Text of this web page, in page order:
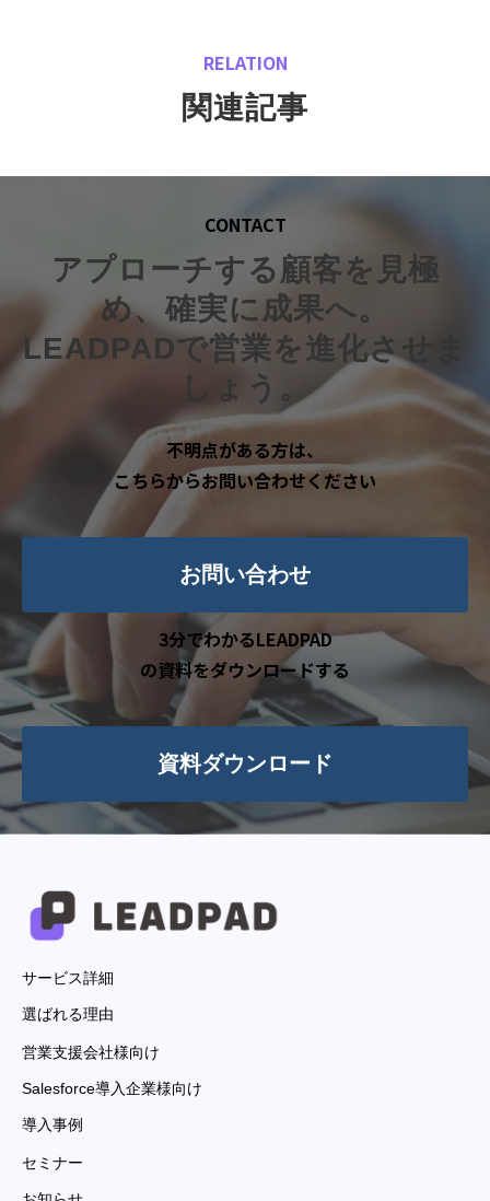
RELATION
関連記事
CONTACT
アプローチする顧客を見極
め、確実に成果へ。
LEADPADで営業を進化させま
しょう。
不明点がある方は、
こちらからお問い合わせください
お問い合わせ
3分でわかるLEADPAD
の資料をダウンロードする
資料ダウンロード
サービス詳細
選ばれる理由
営業支援会社様向け
Salesforce導入企業様向け
導入事例
セミナー